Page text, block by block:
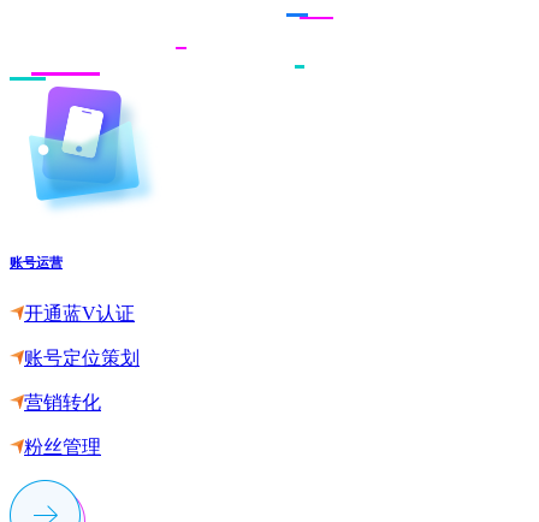
账号运营
开通蓝V认证
账号定位策划
营销转化
粉丝管理